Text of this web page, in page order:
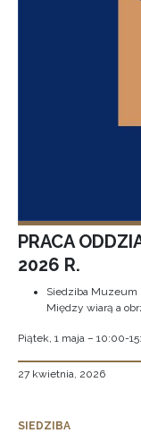
PRACA
2026 R.
Siedziba Muzeum
Między wiarą a
Piątek, 1 maja – 10:00-
27 kwietnia, 2026
SIEDZIBA